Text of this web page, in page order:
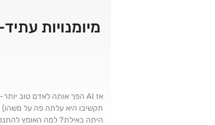
מיומנויות
היתה באילת? למה האומץ